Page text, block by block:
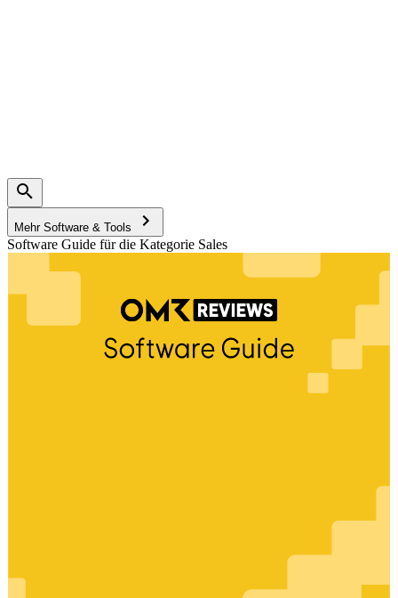
Mehr Software & Tools
Software Guide für die Kategorie Sales